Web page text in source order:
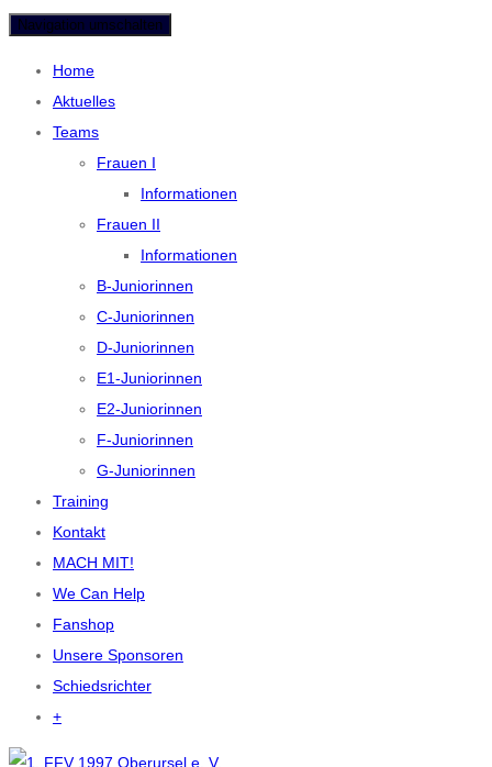
Navigation umschalten
Home
Aktuelles
Teams
Frauen I
Informationen
Frauen II
Informationen
B-Juniorinnen
C-Juniorinnen
D-Juniorinnen
E1-Juniorinnen
E2-Juniorinnen
F-Juniorinnen
G-Juniorinnen
Training
Kontakt
MACH MIT!
We Can Help
Fanshop
Unsere Sponsoren
Schiedsrichter
+